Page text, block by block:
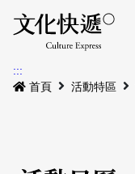
最新公告
:::
首頁
活動特區